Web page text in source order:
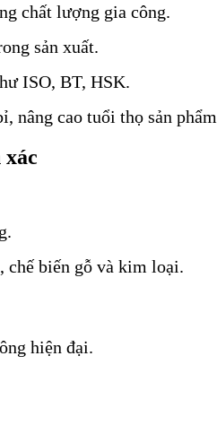
chất lượng gia công.
sản xuất.
ISO, BT, HSK.
nâng cao tuổi thọ sản
xác
chế biến gỗ và kim loại.
hiện đại.